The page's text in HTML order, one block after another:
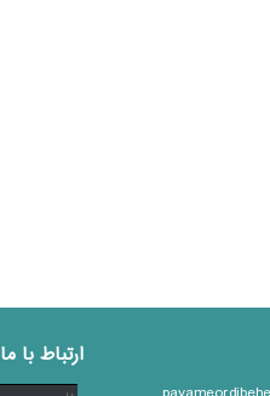
ارتباط با ما